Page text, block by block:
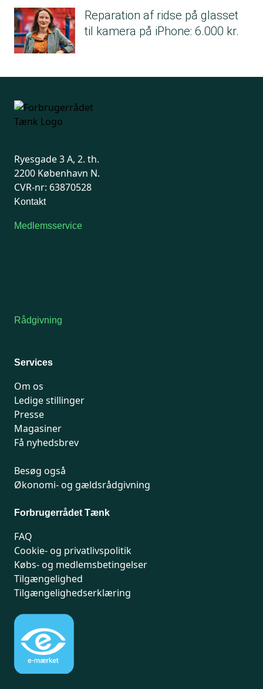
Reparation af ridse på glasset
til kamera på iPhone: 6.000 kr.
Ryesgade 3 A, 2. th.
2200 København N.
CVR-nr: 63870528
Kontakt
Medlemsservice
Rådgivning
Services
Om os
Ledige stillinger
Presse
Magasiner
Få nyhedsbrev
Besøg også
Økonomi- og gældsrådgivning
Forbrugerrådet Tænk
FAQ
Cookie- og privatlivspolitik
Købs- og medlemsbetingelser
Tilgængelighed
Tilgængelighedserklæring